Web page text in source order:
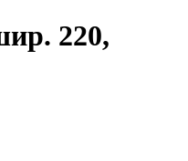
220,